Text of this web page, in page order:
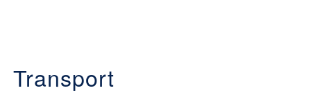
Transport